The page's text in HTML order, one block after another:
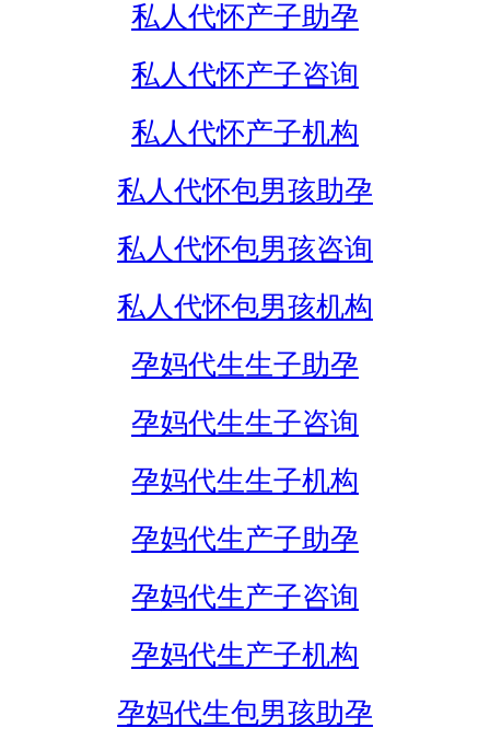
私人代怀产子助孕
私人代怀产子咨询
私人代怀产子机构
私人代怀包男孩助孕
私人代怀包男孩咨询
私人代怀包男孩机构
孕妈代生生子助孕
孕妈代生生子咨询
孕妈代生生子机构
孕妈代生产子助孕
孕妈代生产子咨询
孕妈代生产子机构
孕妈代生包男孩助孕